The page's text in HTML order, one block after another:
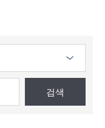
검색